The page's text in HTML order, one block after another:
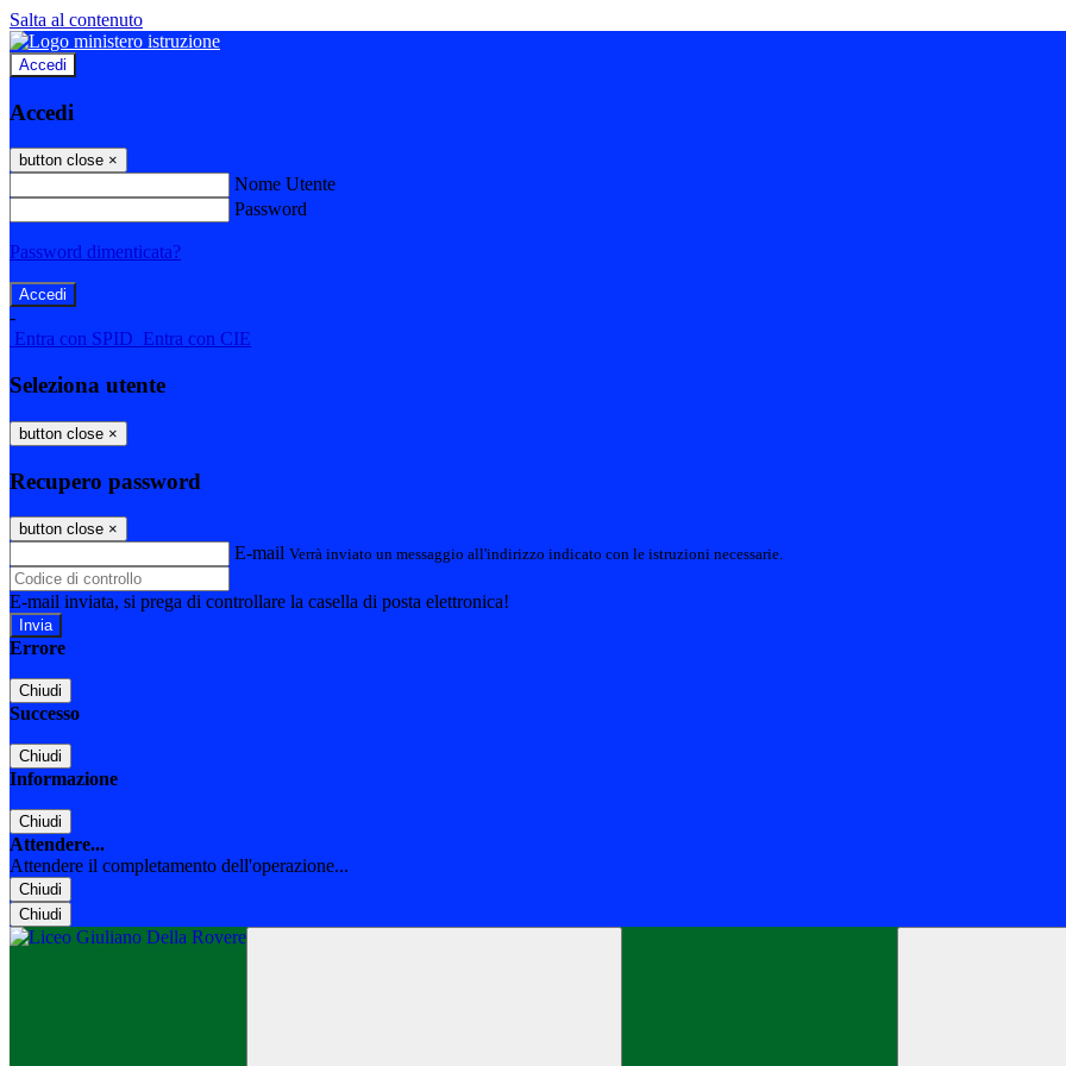
Salta al contenuto
Accedi
Accedi
button close ×
Nome Utente
Password
Password dimenticata?
-
Entra con SPID Entra con CIE
Seleziona utente
button close ×
Recupero password
button close ×
E-mail Verrà inviato un messaggio all'indirizzo indicato con le istruzioni necessarie.
E-mail inviata, si prega di controllare la casella di posta elettronica!
Errore
Chiudi
Successo
Chiudi
Informazione
Chiudi
Attendere...
Attendere il completamento dell'operazione...
Chiudi
Chiudi